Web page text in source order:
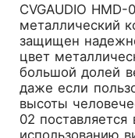
CVGAUDIO
металлический
защищен
цвет
большой долей
даже если
высоты
02
использованию